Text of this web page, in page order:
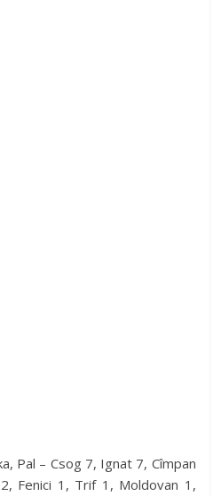
Pal – Csog 7, Ignat 7, Cîmpan
Fenici 1, Trif 1, Moldovan 1,